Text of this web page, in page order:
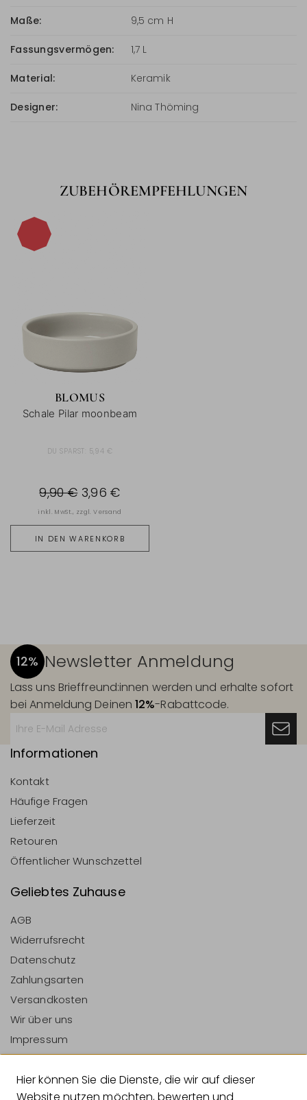
Maße: 9,5 cm H
Fassungsvermögen: 1,7 L
Material: Keramik
Designer: Nina Thöming
ZUBEHÖREMPFEHLUNGEN
BLOMUS
Schale Pilar moonbeam
DU SPARST: 5,94 €
IN DEN WARENKORB
9,90 € 3,96 €
inkl. MwSt., zzgl.Versand
12% Newsletter Anmeldung
Lass uns Brieffreund:innen werden und erhalte sofort
bei Anmeldung Deinen12%-Rabattcode.
Informationen
Kontakt
Häufige Fragen
Lieferzeit
Retouren
Öffentlicher Wunschzettel
Geliebtes Zuhause
AGB
Widerrufsrecht
Datenschutz
Zahlungsarten
Versandkosten
Wir über uns
Impressum
Vertrag Widerrufen
Zahlungsarten
Hier können Sie die Dienste, die wir auf dieser